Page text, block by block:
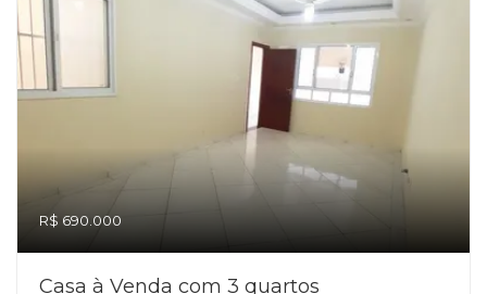
R$ 690.000
Casa à Venda com 3 quartos